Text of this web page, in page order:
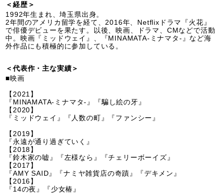
＜経歴＞
1992年生まれ、埼玉県出身。
2年間のアメリカ留学を経て、2016年、Netflixドラマ『火花』
で俳優デビューを果たす。以後、映画、ドラマ、CMなどで活動
中。映画『ミッドウェイ』、『MINAMATA-ミナマタ-』など海
外作品にも積極的に参加している。
＜代表作・主な実績＞
■映画
【2021】
『MINAMATA-ミナマタ-』『騙し絵の牙』
【2020】
『ミッドウェイ』『人数の町』『ファンシー』
【2019】
『永遠が通り過ぎていく』
【2018】
『鈴木家の嘘』『左様なら』『チェリーボーイズ』
【2017】
『AMY SAID』『ナミヤ雑貨店の奇蹟』『デキメン』
【2016】
『14の夜』『少女椿』